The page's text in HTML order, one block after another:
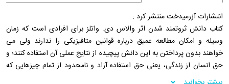
انتشارات آزرمیدخت منتشر کرد :
کتاب دانش ثروتمند شدن اثر والاس دی. واتلز برای افرادی است که زمان
وسیله و امکان مطالعه عمیق درباره قوانین متافیزیکی را ندارند ولی می
خواهند بدون پرداختن به این دانش پیچیده از نتایج عملی آن استفاده کنند؛ و
حق انسان از زندگی، یعنی حق استفاده آزاد و نامحدود از تمام چیزهایی که
برای تعالی ذهنی روحی و جسمانی اش لازم ،است به عبارت دیگر حق ثروتمند